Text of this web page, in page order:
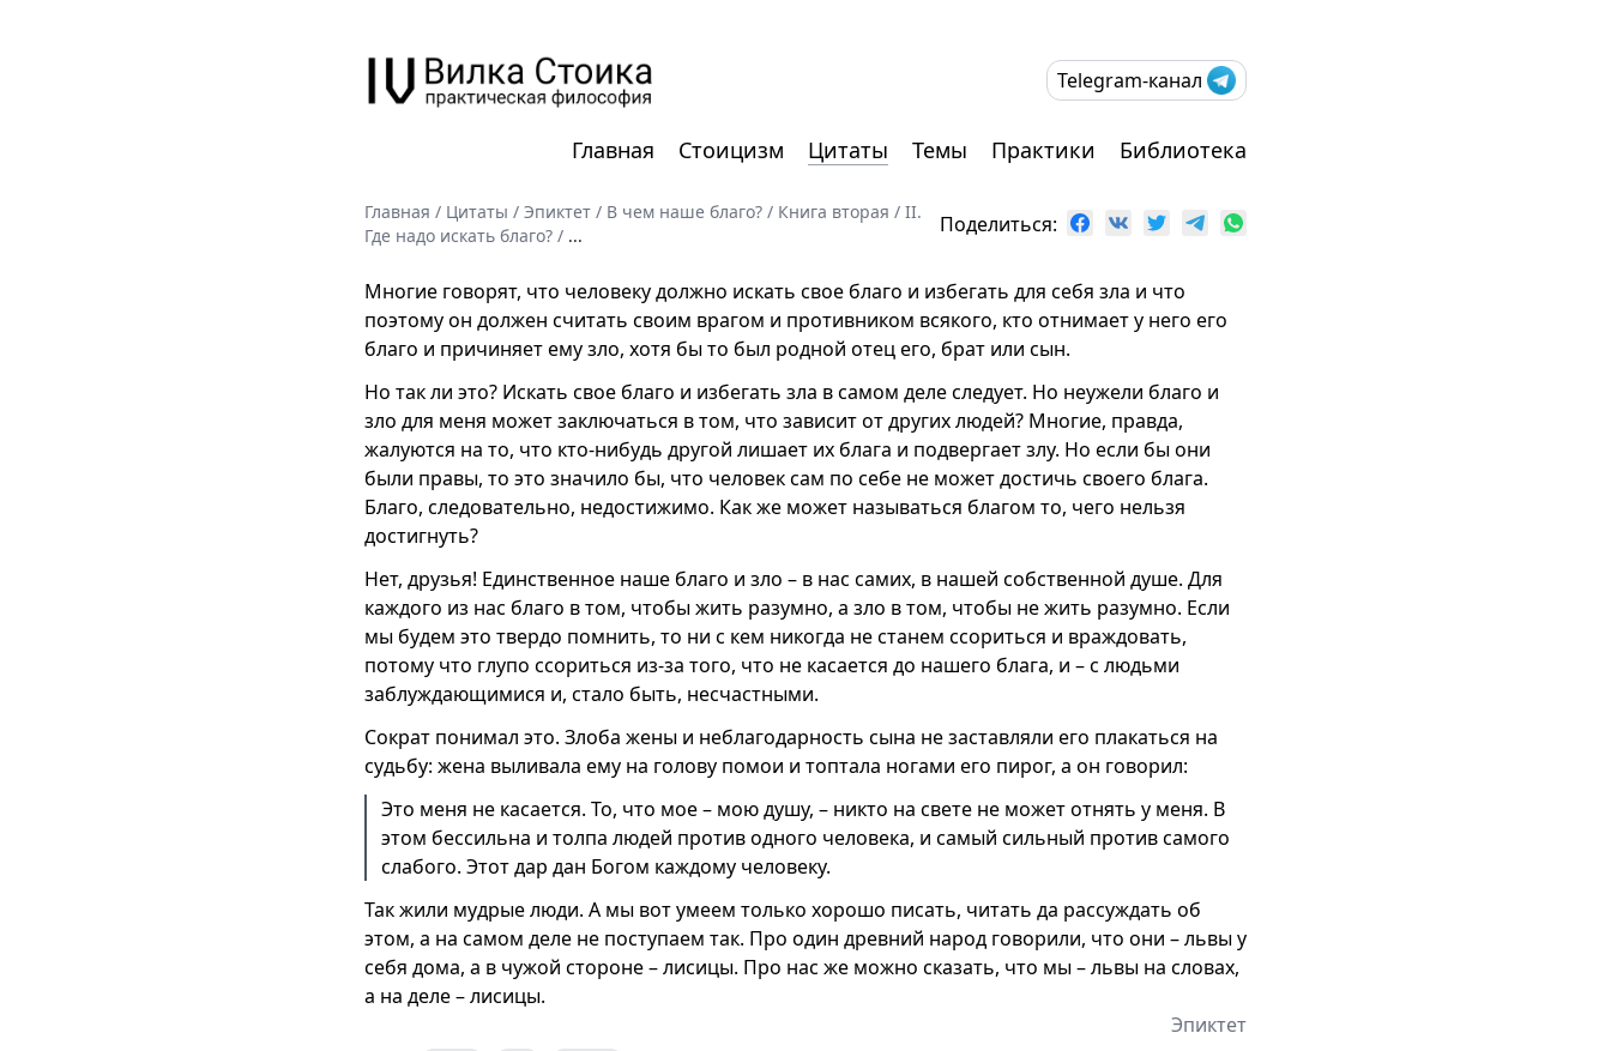
Telegram-канал
Главная Стоицизм Цитаты Темы Практики Библиотека
Главная / Цитаты / Эпиктет / В чем наше благо? / Книга вторая / II.
Где надо искать благо? / ... Поделиться:
Многие говорят, что человеку должно искать свое благо и избегать для себя зла и что
поэтому он должен считать своим врагом и противником всякого, кто отнимает у него его
благо и причиняет ему зло, хотя бы то был родной отец его, брат или сын.
Но так ли это? Искать свое благо и избегать зла в самом деле следует. Но неужели благо и
зло для меня может заключаться в том, что зависит от других людей? Многие, правда,
жалуются на то, что кто-нибудь другой лишает их блага и подвергает злу. Но если бы они
были правы, то это значило бы, что человек сам по себе не может достичь своего блага.
Благо, следовательно, недостижимо. Как же может называться благом то, чего нельзя
достигнуть?
Нет, друзья! Единственное наше благо и зло – в нас самих, в нашей собственной душе. Для
каждого из нас благо в том, чтобы жить разумно, а зло в том, чтобы не жить разумно. Если
мы будем это твердо помнить, то ни с кем никогда не станем ссориться и враждовать,
потому что глупо ссориться из-за того, что не касается до нашего блага, и – с людьми
заблуждающимися и, стало быть, несчастными.
Сократ понимал это. Злоба жены и неблагодарность сына не заставляли его плакаться на
судьбу: жена выливала ему на голову помои и топтала ногами его пирог, а он говорил:
Это меня не касается. То, что мое – мою душу, – никто на свете не может отнять у меня. В
этом бессильна и толпа людей против одного человека, и самый сильный против самого
слабого. Этот дар дан Богом каждому человеку.
Так жили мудрые люди. А мы вот умеем только хорошо писать, читать да рассуждать об
этом, а на самом деле не поступаем так. Про один древний народ говорили, что они – львы у
себя дома, а в чужой стороне – лисицы. Про нас же можно сказать, что мы – львы на словах,
а на деле – лисицы.
Эпиктет